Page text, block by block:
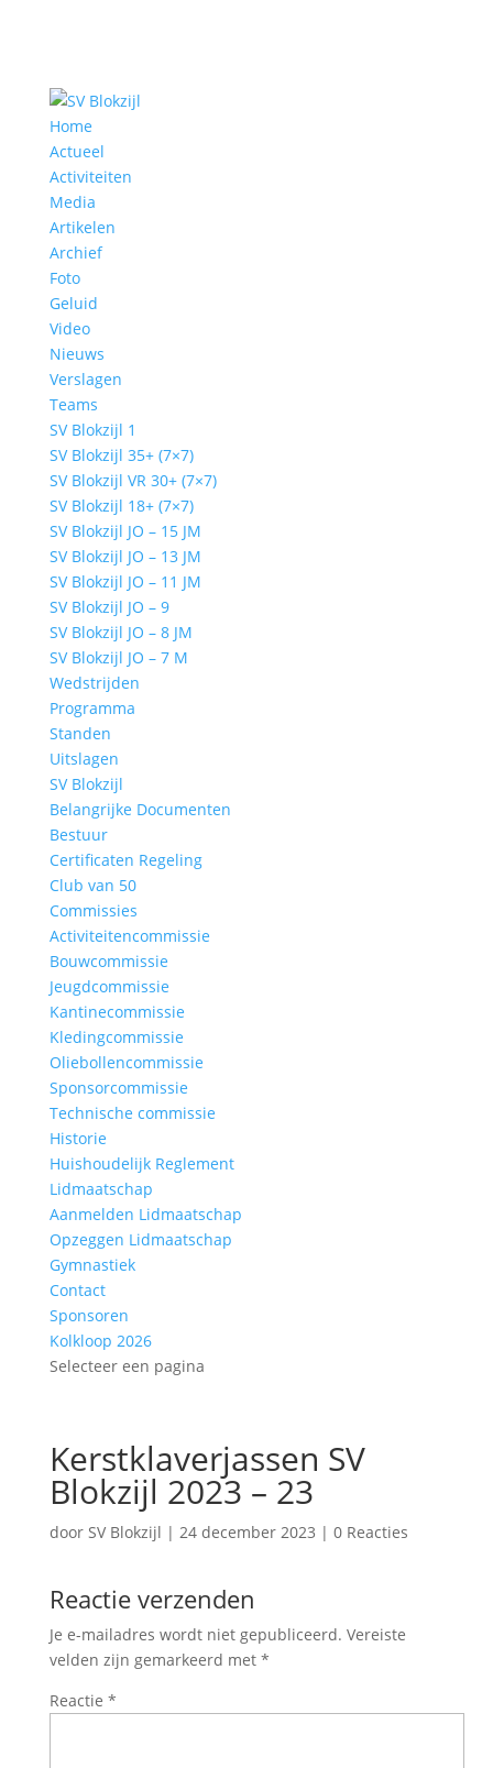
Home
Actueel
Activiteiten
Media
Artikelen
Archief
Foto
Geluid
Video
Nieuws
Verslagen
Teams
SV Blokzijl 1
SV Blokzijl 35+ (7×7)
SV Blokzijl VR 30+ (7×7)
SV Blokzijl 18+ (7×7)
SV Blokzijl JO – 15 JM
SV Blokzijl JO – 13 JM
SV Blokzijl JO – 11 JM
SV Blokzijl JO – 9
SV Blokzijl JO – 8 JM
SV Blokzijl JO – 7 M
Wedstrijden
Programma
Standen
Uitslagen
SV Blokzijl
Belangrijke Documenten
Bestuur
Certificaten Regeling
Club van 50
Commissies
Activiteitencommissie
Bouwcommissie
Jeugdcommissie
Kantinecommissie
Kledingcommissie
Oliebollencommissie
Sponsorcommissie
Technische commissie
Historie
Huishoudelijk Reglement
Lidmaatschap
Aanmelden Lidmaatschap
Opzeggen Lidmaatschap
Gymnastiek
Contact
Sponsoren
Kolkloop 2026
Selecteer een pagina
Kerstklaverjassen SV
Blokzijl 2023 – 23
door SV Blokzijl | 24 december 2023 | 0 Reacties
Reactie verzenden
Je e-mailadres wordt niet gepubliceerd. Vereiste
velden zijn gemarkeerd met *
Reactie *